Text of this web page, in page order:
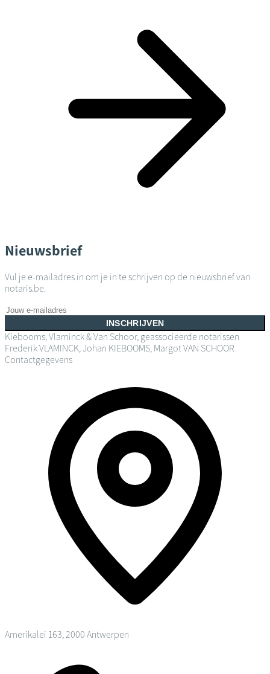
Nieuwsbrief
Vul je e-mailadres in om je in te schrijven op de nieuwsbrief van
notaris.be.
INSCHRIJVEN
Kiebooms, Vlaminck & Van Schoor, geassocieerde notarissen
Frederik VLAMINCK, Johan KIEBOOMS, Margot VAN SCHOOR
Contactgegevens
Amerikalei 163, 2000 Antwerpen